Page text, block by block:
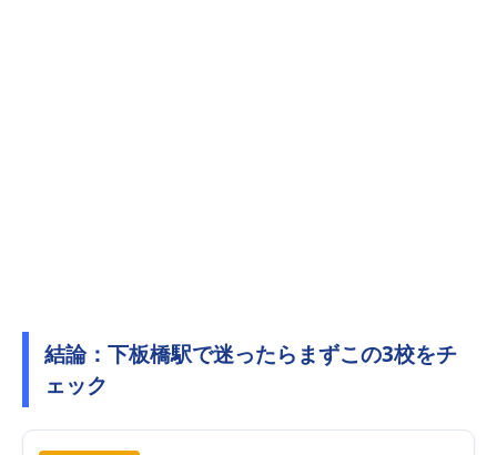
結論：下板橋駅で迷ったらまずこの3校をチ
ェック